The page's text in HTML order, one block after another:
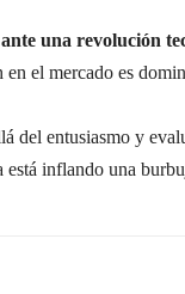
ante una revolución
el mercado es
del entusiasmo y
inflando una